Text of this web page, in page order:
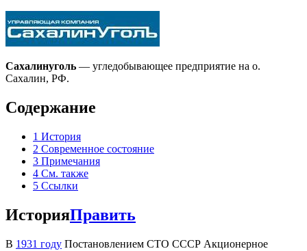
Сахалинуголь — угледобывающее предприятие на о.
Сахалин, РФ.
Содержание
1 История
2 Современное состояние
3 Примечания
4 См. также
5 Ссылки
ИсторияПравить
В 1931 году Постановлением СТО СССР Акционерное